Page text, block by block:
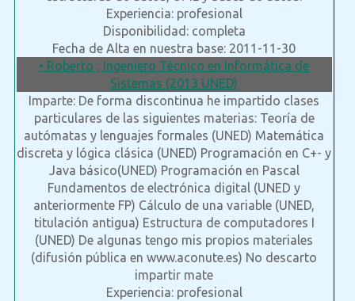
Experiencia: profesional
Disponibilidad: completa
Fecha de Alta en nuestra base: 2011-11-30
• Roberto , Ingeniero Técnico en Informática de
Sistemas (2013 UNED)
Imparte: De forma discontinua he impartido clases
particulares de las siguientes materias: Teoría de
autómatas y lenguajes formales (UNED) Matemática
discreta y lógica clásica (UNED) Programación en C+- y
Java básico(UNED) Programación en Pascal
Fundamentos de electrónica digital (UNED y
anteriormente FP) Cálculo de una variable (UNED,
titulación antigua) Estructura de computadores I
(UNED) De algunas tengo mis propios materiales
(difusión pública en www.aconute.es) No descarto
impartir mate
Experiencia: profesional